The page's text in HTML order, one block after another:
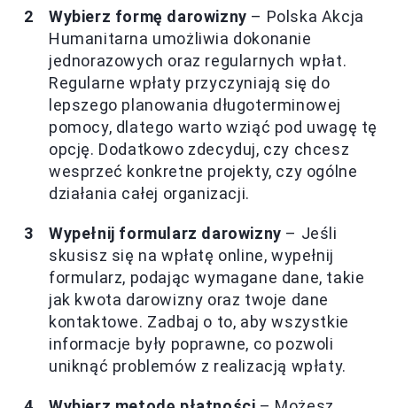
Wybierz formę darowizny – Polska Akcja
Humanitarna umożliwia dokonanie
jednorazowych oraz regularnych wpłat.
Regularne wpłaty przyczyniają się do
lepszego planowania długoterminowej
pomocy, dlatego warto wziąć pod uwagę tę
opcję. Dodatkowo zdecyduj, czy chcesz
wesprzeć konkretne projekty, czy ogólne
działania całej organizacji.
Wypełnij formularz darowizny – Jeśli
skusisz się na wpłatę online, wypełnij
formularz, podając wymagane dane, takie
jak kwota darowizny oraz twoje dane
kontaktowe. Zadbaj o to, aby wszystkie
informacje były poprawne, co pozwoli
uniknąć problemów z realizacją wpłaty.